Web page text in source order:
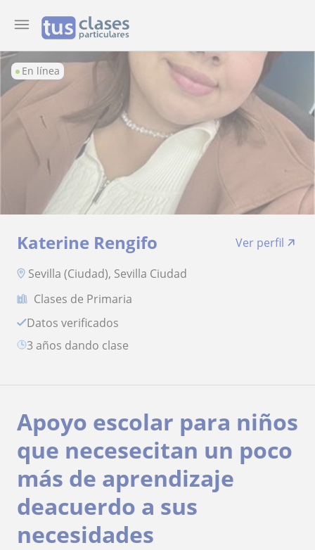
En línea
Katerine Rengifo
Ver perfil
Sevilla (Ciudad), Sevilla Ciudad
Clases de Primaria
Datos verificados
3 años dando clase
Apoyo escolar para niños
que necesecitan un poco
más de aprendizaje
deacuerdo a sus
necesidades